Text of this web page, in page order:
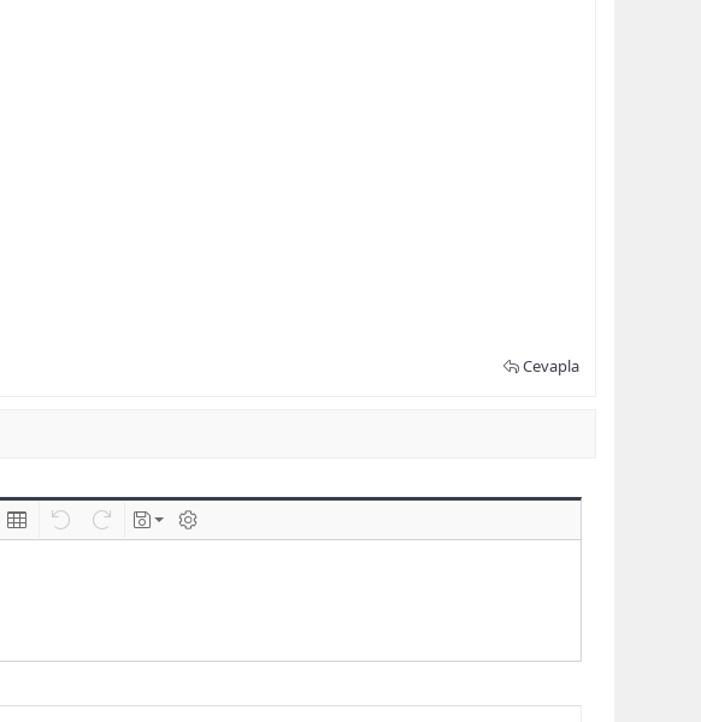
Cevapla